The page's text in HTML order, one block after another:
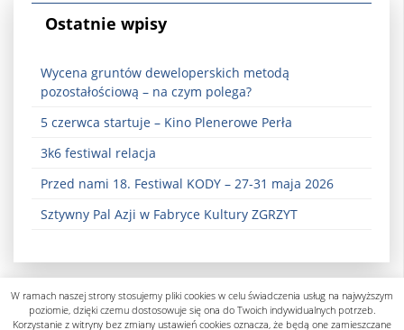
Ostatnie wpisy
Wycena gruntów deweloperskich metodą
pozostałościową – na czym polega?
5 czerwca startuje – Kino Plenerowe Perła
3k6 festiwal relacja
Przed nami 18. Festiwal KODY – 27-31 maja 2026
Sztywny Pal Azji w Fabryce Kultury ZGRZYT
W ramach naszej strony stosujemy pliki cookies w celu świadczenia usług na najwyższym
poziomie, dzięki czemu dostosowuje się ona do Twoich indywidualnych potrzeb.
Korzystanie z witryny bez zmiany ustawień cookies oznacza, że będą one zamieszczane